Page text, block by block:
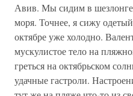
Авив. Мы сидим в шезлонге
моря. Точнее, я сижу
октябре уже холодно.
мускулистое тело на
греться на октябрьском
удачные гастроли.